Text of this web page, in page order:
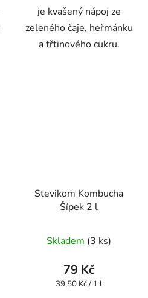
je kvašený nápoj ze
zeleného čaje, heřmánku
a třtinového cukru.
Stevikom Kombucha
Šípek 2 l
hodnocení
produktu
je
Skladem (3 ks)
79 Kč
Měrná
39,50 Kč / 1 l